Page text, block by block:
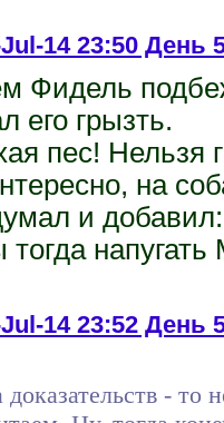
14 23:50 День
Фидель
его грызть.
пес! Нельзя
на
и добавил:
14 23:52 День
- то